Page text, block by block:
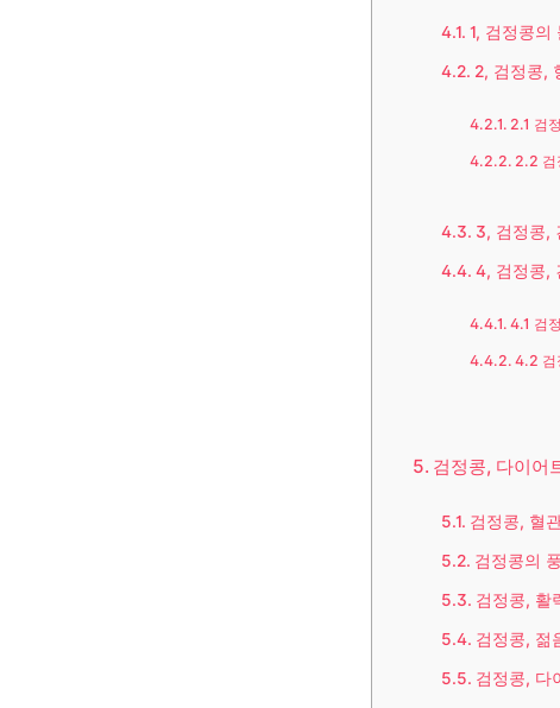
1, 검정콩의
2, 검정콩,
2.1 검
2.2 검
3, 검정콩,
4, 검정콩,
4.1 검
4.2 검
검정콩, 다이어
검정콩, 혈
검정콩의
검정콩, 활
검정콩, 젊
검정콩, 다